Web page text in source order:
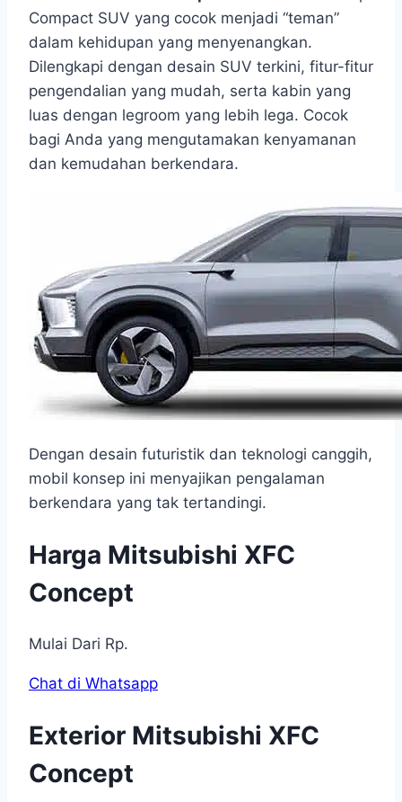
Compact SUV yang cocok menjadi “teman”
dalam kehidupan yang menyenangkan.
Dilengkapi dengan desain SUV terkini, fitur-fitur
pengendalian yang mudah, serta kabin yang
luas dengan legroom yang lebih lega. Cocok
bagi Anda yang mengutamakan kenyamanan
dan kemudahan berkendara.
Dengan desain futuristik dan teknologi canggih,
mobil konsep ini menyajikan pengalaman
berkendara yang tak tertandingi.
Harga Mitsubishi XFC
Concept
Mulai Dari Rp.
Chat di Whatsapp
Exterior Mitsubishi XFC
Concept